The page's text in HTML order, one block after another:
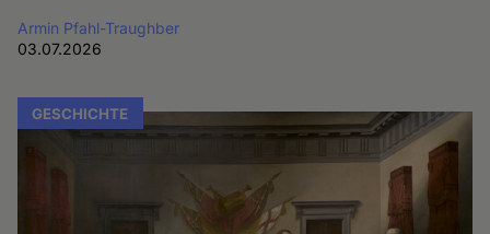
Armin Pfahl-Traughber
03.07.2026
GESCHICHTE